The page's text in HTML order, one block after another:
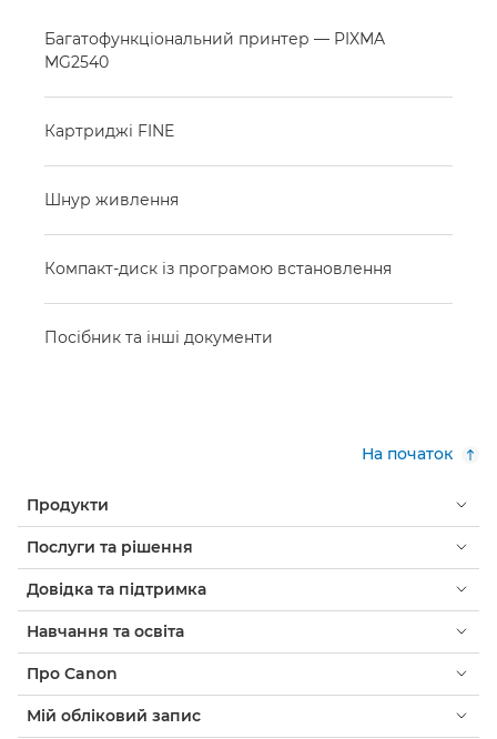
Багатофункціональний принтер — PIXMA
MG2540
Картриджі FINE
Шнур живлення
Компакт-диск із програмою встановлення
Посібник та інші документи
На початок
Продукти
Послуги та рішення
Довідка та підтримка
Навчання та освіта
Про Canon
Мій обліковий запис